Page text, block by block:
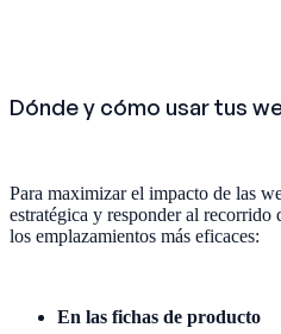
Dónde y cómo usar tus
Para maximizar el impacto de las
estratégica y responder al recorrido
los emplazamientos más eficaces:
En las fichas de producto